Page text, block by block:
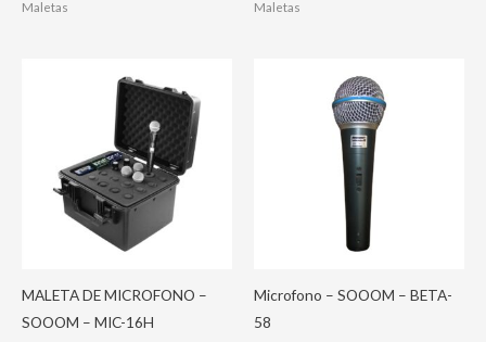
Maletas Maletas
MALETA DE MICROFONO –
SOOOM – MIC-16H
Microfono – SOOOM – BETA-
58